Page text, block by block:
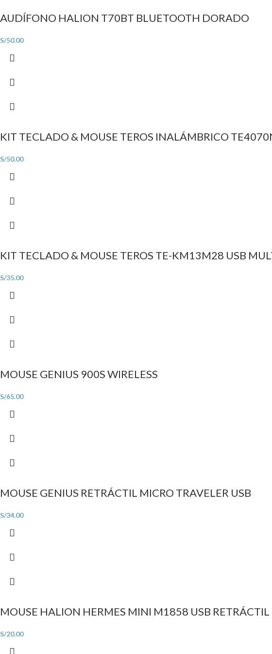
AUDÍFONO HALION T70BT BLUETOOTH DORADO
S/50.00
KIT TECLADO & MOUSE TEROS INALÁMBRICO
S/50.00
KIT TECLADO & MOUSE TEROS TE-KM13M28 USB
S/35.00
MOUSE GENIUS 900S WIRELESS
S/65.00
MOUSE GENIUS RETRÁCTIL MICRO TRAVELER USB
S/34.00
MOUSE HALION HERMES MINI M1858 USB RETRÁCTIL
S/20.00